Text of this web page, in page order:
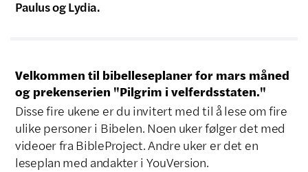
Paulus og Lydia.
Velkommen til bibelleseplaner for mars måned
og prekenserien "Pilgrim i velferdsstaten."
Disse fire ukene er du invitert med til å lese om fire
ulike personer i Bibelen. Noen uker følger det med
videoer fra BibleProject. Andre uker er det en
leseplan med andakter i YouVersion.